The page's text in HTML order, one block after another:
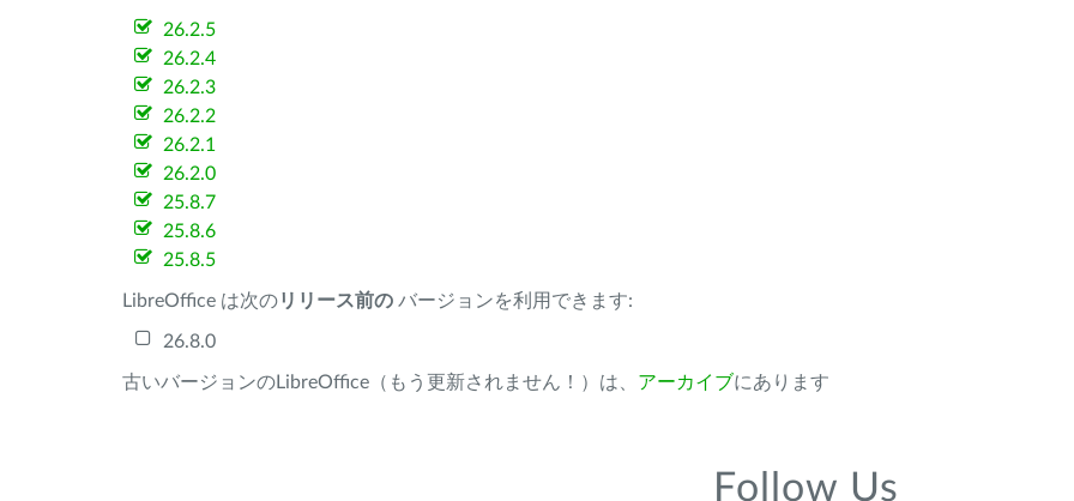
26.2.5
26.2.4
26.2.3
26.2.2
26.2.1
26.2.0
25.8.7
25.8.6
25.8.5
LibreOffice は次のリリース前の バージョンを利用できます:
26.8.0
古いバージョンのLibreOffice（もう更新されません！）は、 アーカイブにあります
Follow Us